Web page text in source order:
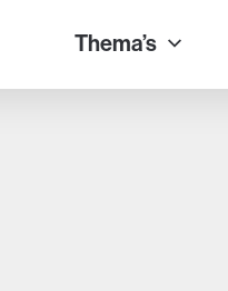
Thema’s